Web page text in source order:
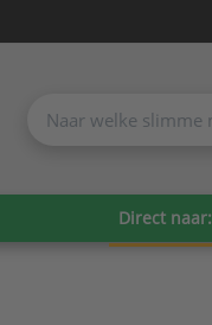
Direct naar: